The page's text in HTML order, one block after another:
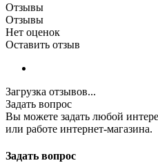
Отзывы
Отзывы
Нет оценок
Оставить отзыв
Загрузка отзывов...
Задать вопрос
Вы можете задать любой
или работе интернет-магазина.
Задать вопрос